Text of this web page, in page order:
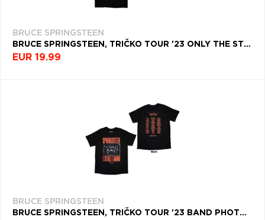
BRUCE SPRINGSTEEN
BRUCE SPRINGSTEEN, TRIČKO TOUR '23 ONLY THE STRONG, UNISEX, ČIERNA
EUR 19.99
BRUCE SPRINGSTEEN
BRUCE SPRINGSTEEN, TRIČKO TOUR '23 BAND PHOTO, UNISEX, ČIERNA